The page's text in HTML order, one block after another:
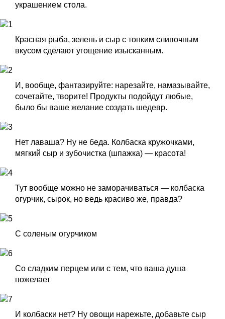
украшением стола.
Красная рыба, зелень и сыр с тонким сливочным
вкусом сделают угощение изысканным.
И, вообще, фантазируйте: нарезайте, намазывайте,
сочетайте, творите! Продукты подойдут любые,
было бы ваше желание создать шедевр.
Нет лаваша? Ну не беда. Колбаска кружочками,
мягкий сыр и зубочистка (шпажка) — красота!
Тут вообще можно не заморачиваться — колбаска
огурчик, сырок, но ведь красиво же, правда?
С соленым огурчиком
Со сладким перцем или с тем, что ваша душа
пожелает
И колбаски нет? Ну овощи нарежьте, добавьте сыр